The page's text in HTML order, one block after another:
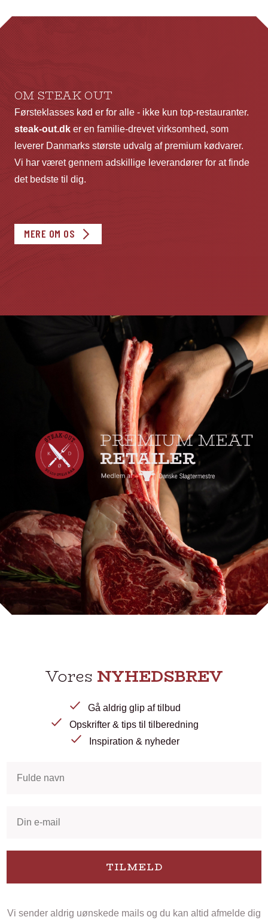
OM STEAK OUT
Førsteklasses kød er for alle - ikke kun top-restauranter.
steak-out.dk er en familie-drevet virksomhed, som
leverer Danmarks største udvalg af premium kødvarer.
Vi har været gennem adskillige leverandører for at finde
det bedste til dig.
MERE OM OS
Vores NYHEDSBREV
Gå aldrig glip af tilbud
Opskrifter & tips til tilberedning
Inspiration & nyheder
TILMELD
Vi sender aldrig uønskede mails og du kan altid afmelde dig